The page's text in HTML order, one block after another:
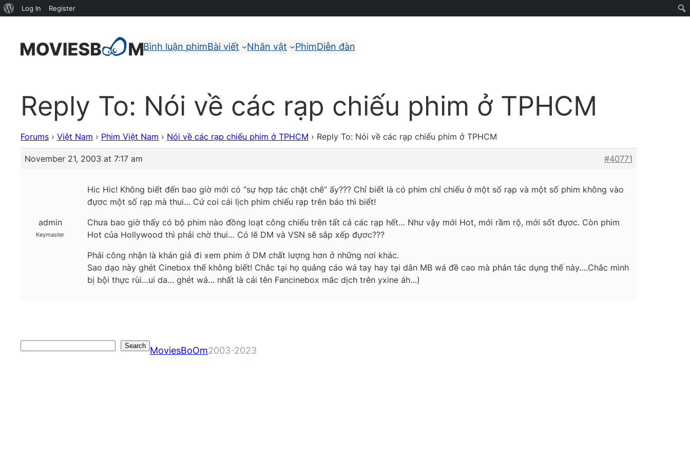
Bình luận phimBài viết Nhân vật PhimDiễn đàn
Reply To: Nói về các rạp chiếu phim ở TPHCM
Forums › Việt Nam › Phim Việt Nam › Nói về các rạp chiếu phim ở TPHCM › Reply To: Nói về các rạp chiếu phim ở TPHCM
November 21, 2003 at 7:17 am #40771
admin
Keymaster
Hic Hic! Không biết đến bao giờ mới có “sự hợp tác chặt chẽ” ấy??? Chỉ biết là có phim chỉ chiếu ở một số rạp và một số phim không vào
đựơc một số rạp mà thui… Cứ coi cái lịch phim chiếu rạp trên báo thì biết!
Chưa bao giờ thấy có bộ phim nào đồng loạt công chiếu trên tất cả các rạp hết… Như vậy mới Hot, mới rầm rộ, mới sốt đựơc. Còn phim
Hot của Hollywood thì phải chờ thui… Có lẽ DM và VSN sẽ sắp xếp đựơc???
Phải công nhận là khán giả đi xem phim ở DM chất lượng hơn ở những nơi khác.
Sao dạo này ghét Cinebox thế không biết! Chắc tại họ quảng cáo wá tay hay tại dân MB wá đề cao mà phản tác dụng thế này….Chắc mình
bị bội thực rùi…ui da… ghét wá… nhất là cái tên Fancinebox mắc dịch trên yxine áh…)
Search MoviesBoOm2003-2023
About
Log In Register